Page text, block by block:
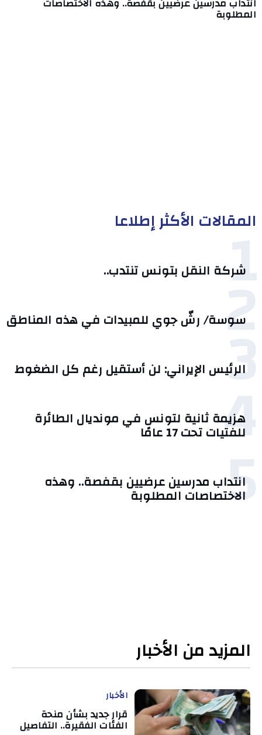
المطلوبة
المقالات الأكثر إطلاعا
1
شركة النقل بتونس تنتدب..
2
سوسة/ رشّ جوي للمبيدات في هذه المناطق
3
الرئيس الإيراني: لن أستقيل رغم كل الضغوط
4
هزيمة ثانية لتونس في مونديال الطائرة
للفتيات تحت 17 عامًا
5
انتداب مدرسين عرضيين بقفصة.. وهذه
الاختصاصات المطلوبة
المزيد من الأخبار
الأخبار
قرار جديد بشأن منحة
الفئات الفقيرة.. التفاصيل